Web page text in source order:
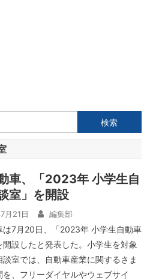
索:
車、「2023年 小学生自
室」を開設
月21日 編集部
は7月20日、「2023年 小学生自動車
開設したと発表した。小学生を対象
談室では、自動車産業に関するさま
を、フリーダイヤルやウェブサイ